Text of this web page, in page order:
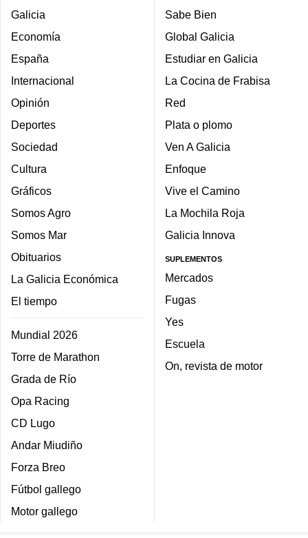
Galicia
Economía
España
Internacional
Opinión
Deportes
Sociedad
Cultura
Gráficos
Somos Agro
Somos Mar
Obituarios
La Galicia Económica
El tiempo
Mundial 2026
Torre de Marathon
Grada de Río
Opa Racing
CD Lugo
Andar Miudiño
Forza Breo
Fútbol gallego
Motor gallego
Sabe Bien
Global Galicia
Estudiar en Galicia
La Cocina de Frabisa
Red
Plata o plomo
Ven A Galicia
Enfoque
Vive el Camino
La Mochila Roja
Galicia Innova
SUPLEMENTOS
Mercados
Fugas
Yes
Escuela
On, revista de motor